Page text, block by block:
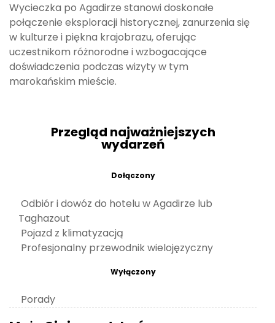
Wycieczka po Agadirze stanowi doskonałe
połączenie eksploracji historycznej, zanurzenia się
w kulturze i piękna krajobrazu, oferując
uczestnikom różnorodne i wzbogacające
doświadczenia podczas wizyty w tym
marokańskim mieście.
Przegląd najważniejszych
wydarzeń
Dołączony
Odbiór i dowóz do hotelu w Agadirze lub
Taghazout
Pojazd z klimatyzacją
Profesjonalny przewodnik wielojęzyczny
Wyłączony
Porady